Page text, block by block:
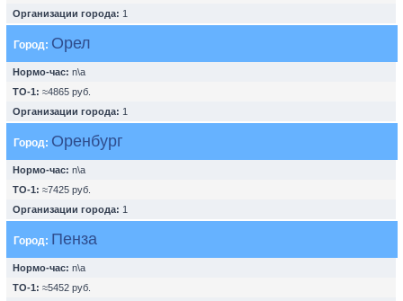
Организации города: 1
Город: Орел
Нормо-час: n\a
ТО-1: ≈4865 руб.
Организации города: 1
Город: Оренбург
Нормо-час: n\a
ТО-1: ≈7425 руб.
Организации города: 1
Город: Пенза
Нормо-час: n\a
ТО-1: ≈5452 руб.